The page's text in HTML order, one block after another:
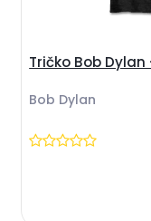
Tričko Bob
Bob Dylan